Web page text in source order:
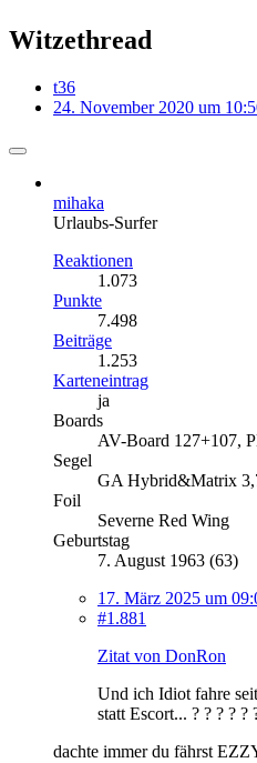
Witzethread
t36
24. November 2020 um
mihaka
Urlaubs-Surfer
Reaktionen
1.073
Punkte
7.498
Beiträge
1.253
Karteneintrag
ja
Boards
AV-Board 127+107,
Segel
GA Hybrid&Matrix
Foil
Severne Red Wing
Geburtstag
7. August 1963 (63)
17. März 2025 um
#1.881
Zitat von DonRon
Und ich Idiot fahre
statt Escort... ? ? ? ? ?
dachte immer du fährst